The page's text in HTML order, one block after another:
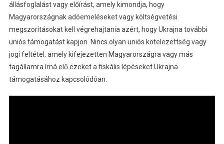
állásfoglalást vagy előírást, amely kimondja, hogy
Magyarországnak adóemeléseket vagy költségvetési
megszorításokat kell végrehajtania azért, hogy Ukrajna további
uniós támogatást kapjon. Nincs olyan uniós kötelezettség vagy
jogi feltétel, amely kifejezetten Magyarországra vagy más
tagállamra írná elő ezeket a fiskális lépéseket Ukrajna
támogatásához kapcsolódóan.